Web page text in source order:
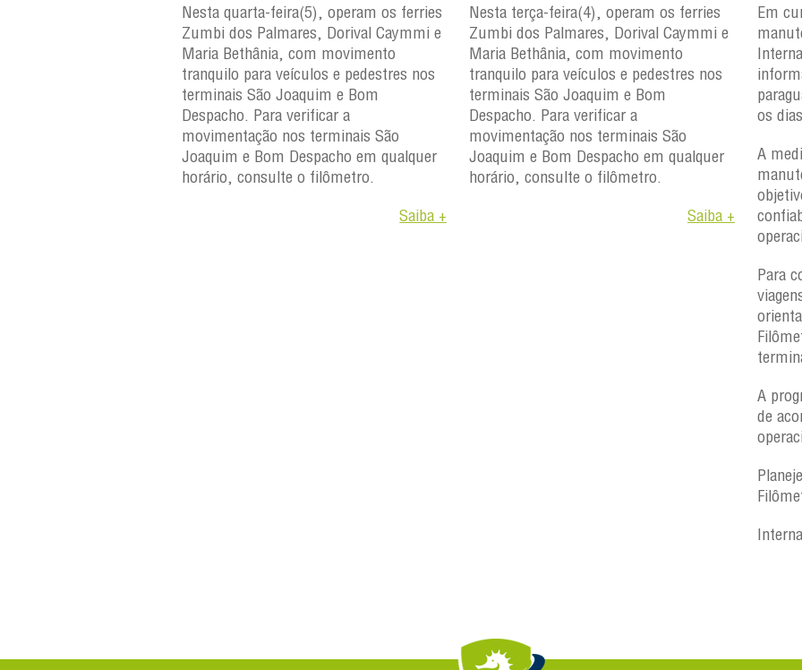
Nesta quarta-feira(5), operam os ferries
Zumbi dos Palmares, Dorival Caymmi e
Maria Bethânia, com movimento
tranquilo para veículos e pedestres nos
terminais São Joaquim e Bom
Despacho. Para verificar a
movimentação nos terminais São
Joaquim e Bom Despacho em qualquer
horário, consulte o filômetro.
Saiba +
Nesta terça-feira(4), operam os ferries
Zumbi dos Palmares, Dorival Caymmi e
Maria Bethânia, com movimento
tranquilo para veículos e pedestres nos
terminais São Joaquim e Bom
Despacho. Para verificar a
movimentação nos terminais São
Joaquim e Bom Despacho em qualquer
horário, consulte o filômetro.
Saiba +
Em
os
A
Para
A
de